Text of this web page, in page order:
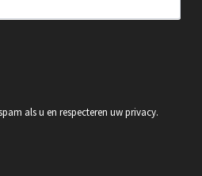
als u en respecteren uw privacy.